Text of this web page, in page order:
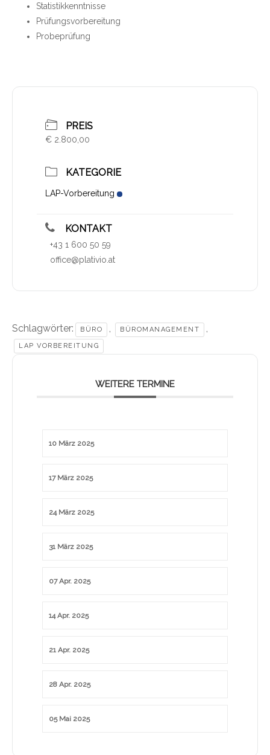
Statistikkenntnisse
Prüfungsvorbereitung
Probeprüfung
PREIS
€ 2.800,00
KATEGORIE
LAP-Vorbereitung
KONTAKT
+43 1 600 50 59
office@plativio.at
Schlagwörter: BÜRO , BÜROMANAGEMENT ,
LAP VORBEREITUNG
WEITERE TERMINE
10 März 2025
17 März 2025
24 März 2025
31 März 2025
07 Apr. 2025
14 Apr. 2025
21 Apr. 2025
28 Apr. 2025
05 Mai 2025